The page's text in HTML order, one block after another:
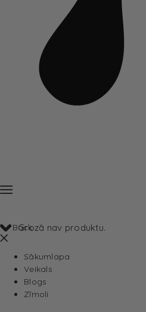
Grozā nav produktu.
Back
Sākumlapa
Veikals
Blogs
Zīmoli